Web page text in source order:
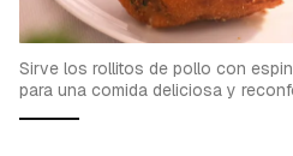
Sirve los rollitos de pollo con
para una comida deliciosa y